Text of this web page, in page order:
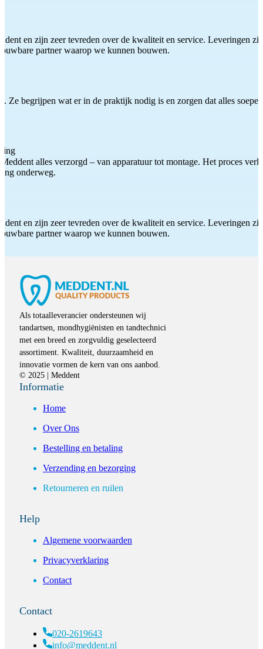
en zijn zeer tevreden over de kwaliteit en service. Leveringen
partner waarop we kunnen bouwen.
Ze begrijpen wat er in de praktijk nodig is en zorgen dat alles
alles verzorgd – van apparatuur tot montage. Het proces
onderweg.
en zijn zeer tevreden over de kwaliteit en service. Leveringen
partner waarop we kunnen bouwen.
Als totaalleverancier ondersteunen wij
tandartsen, mondhygiënisten en tandtechnici
met een breed en zorgvuldig geselecteerd
assortiment. Kwaliteit, duurzaamheid en
innovatie vormen de kern van ons aanbod.
© 2025 | Meddent
Informatie
Home
Over Ons
Bestelling en betaling
Verzending en bezorging
Retourneren en ruilen
Help
Algemene voorwaarden
Privacyverklaring
Contact
Contact
020-2619643
info@meddent.nl